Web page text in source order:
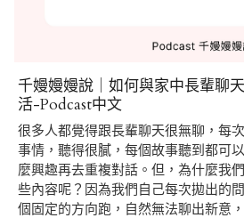
千嫚嫚嫚說｜如何與家中長輩聊
活-Podcast中文
很多人都覺得跟長輩聊天很無聊，每
事情，聽得很膩，每個故事聽到都可
麼興趣再去重複對話。但，為什麼我
些內容呢？因為我們自己每次拋出的
個固定的方向跑，自然無法聊出新意